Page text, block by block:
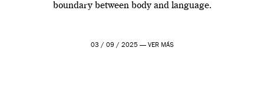
boundary between body and language.
03 / 09 / 2025 — VER MÁS